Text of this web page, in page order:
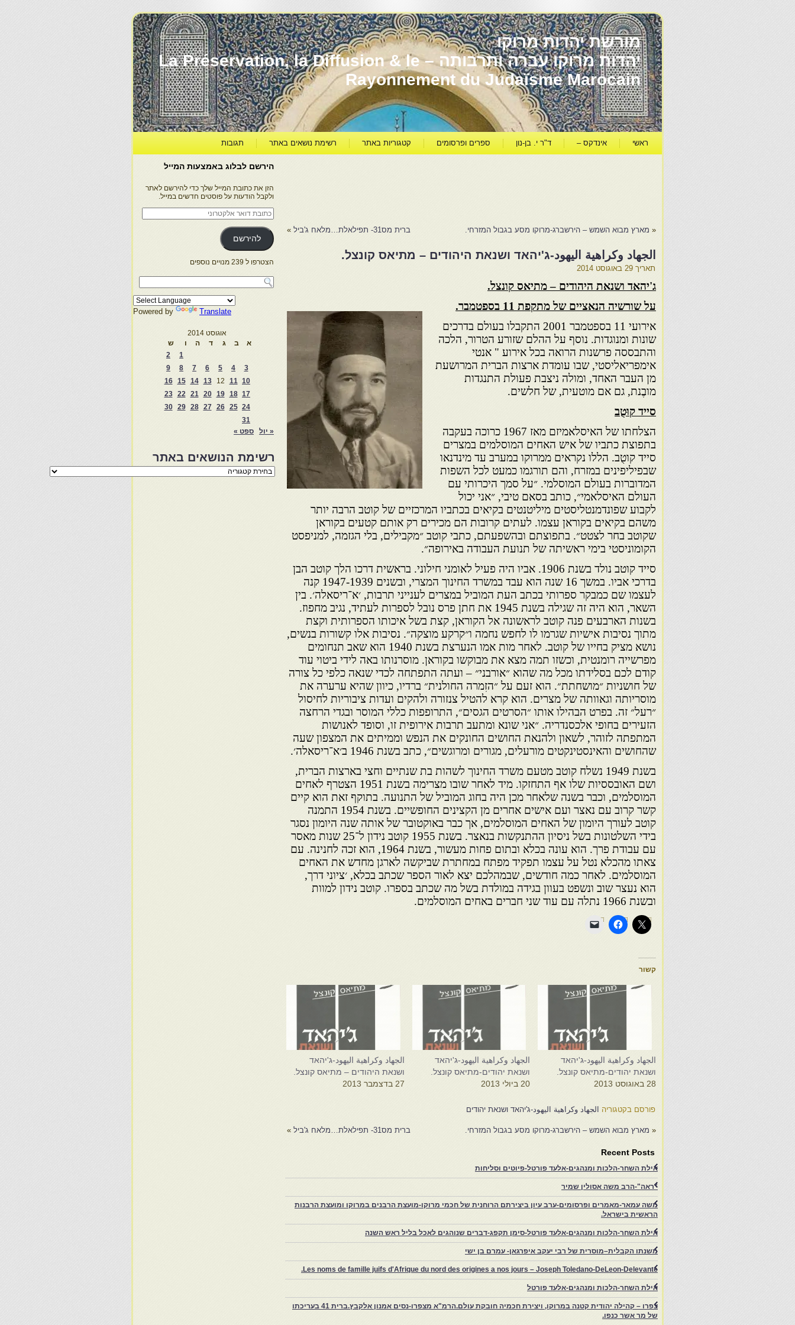
מורשת יהדות מרוקו
יהדות מרוקו עברה ותרבותה – La Préservation, la Diffusion & le
Rayonnement du Judaïsme Marocain
ראשי אינדקס – ד"ר י. בן-נון ספרים ופרסומים קטגוריות באתר רשימת נושאים באתר תגובות
« מארץ מבוא השמש – הירשברג-מרוקו מסע בגבול המזרחי. ברית מס31- תפילאלת…מלאח ג'ביל »
الجهاد وكراهية اليهود-ג'יהאד ושנאת היהודים – מתיאס קונצל.
תאריך 29 באוגוסט 2014
ג'יהאד ושנאת היהודים – מתיאס קונצל.
על שורשיה הנאציים של מתקפת 11 בספטמבר.
אירועי 11 בספטמבר 2001 התקבלו בעולם בדרכים
שונות ומנוגדות. נוסף על ההלם שזורע הטרור, הלכה
והתבססה פרשנות הרואה בכל אירוע " אנטי
אימפריאליסטי, שבו עומדת ארצות הברית המרושעת
מן העבר האחד, ומולה ניצבת פעולת התנגדות
מובֶנת, גם אם מוטעית, של חלשים.
סייד קוּטֻב
הצלחתו של האיסלאמיזם מאז 1967 כרוכה בעקבה
בתפוצת כתביו של איש האחים המוסלמים במצרים
סייד קוטֻב. הללו נקראים ממרוקו במערב עד מינדנאו
שבפיליפינים במזרח, והם תורגמו כמעט לכל השפות
המדוברות בעולם המוסלמי. ״על סמך היכרותי עם
העולם האיסלאמי״, כותב בסאם טיבי, ״אני יכול
לקבוע שפונדמנטליסטים מיליטנטים בקיאים בכתביו המרכזיים של קוטב הרבה יותר
משהם בקיאים בקוראן עצמו. לעתים קרובות הם מכירים רק אותם קטעים בקוראן
שקוטב בחר לצטט״. בתפוצתם ובהשפעתם, כתבי קוטב ״מקבילים, בלי הגזמה, למניפסט
הקומוניסטי בימי ראשיתה של תנועת העבודה באירופה״.
סייד קוטב נולד בשנת 1906. אביו היה פעיל לאומני חילוני. בראשית דרכו הלך קוטב הבן
בדרכי אביו. במשך 16 שנה הוא עבד במשרד החינוך המצרי, ובשנים 1947-1939 קנה
לעצמו שם כמבקר ספרותי בכתב העת המוביל במצרים לענייני תרבות, ׳א־ריסאלה׳. בין
השאר, הוא היה זה שגילה בשנת 1945 את חתן פרס נובל לספרות לעתיד, נגיב מחפוז.
בשנות הארבעים פנה קוטב לראשונה אל הקוראן, קצת בשל איכותו הספרותית וקצת
מתוך נסיבות אישיות שגרמו לו לחפש נחמה ו״קרקע מוצקה״. נסיבות אלו קשורות בנשים,
נושא מציק בחייו של קוטב. לאחר מות אמו הנערצת בשנת 1940 הוא שאב תנחומים
מפרשייה רומנטית, וכשזו תמה מצא את מבוקשו בקוראן. מוסרנותו באה לידי ביטוי עוד
קודם לכם בסלידתו מכל מה שהוא ״אורבני״ – ועתה התפתחה לכדי שנאה כלפי כל צורה
של חושניות ״מושחתת״. הוא זעם על ״הזִמרה החולנית״ ברדיו, כיוון שהיא ערערה את
מוסריותה וגאוותה של מצרים. הוא קרא להטיל צנזורה ולהקים ועדות ציבוריות לחיסול
״רעל״ זה. בפרט הבהילו אותו ״הסרטים הגסים״, התרופפות כללי המוסר ובגדי הרחצה
הזעירים בחופי אלכסנדריה. ״אני שונא ומתעב תרבות אירופית זו, וסופד לאנושות
המתפתה לזוהר, לשאון ולהנאת החושים החונקים את הנפש וממיתים את המצפון שעה
שהחושים והאינסטינקטים מורעלים, מגורים ומרוגשים״, כתב בשנת 1946 ב׳א־ריסאלה׳.
בשנת 1949 נשלח קוטב מטעם משרד החינוך לשהות בת שנתיים וחצי בארצות הברית,
ושם האובססיות שלו אף התחזקו. מיד לאחר שובו מצרימה בשנת 1951 הצטרף לאחים
המוסלמים, וכבר בשנה שלאחר מכן היה בחוג המוביל של התנועה. בתוקף זאת הוא קיים
קשר קרוב עם נאצר ועם אישים אחרים מן הקצינים החופשיים. בשנת 1954 התמנה
קוטב לעורך היומון של האחים המוסלמים, אך כבר באוקטובר של אותה שנה היומון נסגר
בידי השלטונות בשל ניסיון ההתנקשות בנאצר. בשנת 1955 קוטב נידון ל־25 שנות מאסר
עם עבודת פרך. הוא עונה בכלא ובתום פחות מעשור, בשנת 1964, הוא זכה לחנינה. עם
צאתו מהכלא נטל על עצמו תפקיד מפתח במחתרת שביקשה לארגן מחדש את האחים
המוסלמים. לאחר כמה חודשים, שבמהלכם יצא לאור הספר שכתב בכלא, ׳ציוני דרך,
הוא נעצר שוב ונשפט בעוון בגידה במולדת בשל מה שכתב בספרו. קוטב נידון למוות
ובשנת 1966 נתלה עם עוד שני חברים באחים המוסלמים.
קשור
الجهاد وكراهية اليهود-ג'יהאד
ושנאת יהודים-מתיאס קונצל.
28 באוגוסט 2013
الجهاد وكراهية اليهود-ג'יהאד
ושנאת יהודים-מתיאס קונצל.
20 ביולי 2013
الجهاد وكراهية اليهود-ג'יהאד
ושנאת היהודים – מתיאס קונצל.
27 בדצמבר 2013
פורסם בקטגוריה الجهاد وكراهية اليهود-ג'יהאד ושנאת יהודים
« מארץ מבוא השמש – הירשברג-מרוקו מסע בגבול המזרחי. ברית מס31- תפילאלת…מלאח ג'ביל »
Recent Posts
אילת השחר-הלכות ומנהגים-אלעד פורטל-פיוטים וסליחות
"ראה"-הרב משה אסולין שמיר
משה עמאר-מאמרים ופרסומים-ערב עיון ביצירתם הרוחנית של חכמי מרוקו-מועצת הרבנים במרוקו ומועצת הרבנות
הראשית בישראל.
אילת השחר-הלכות ומנהגים-אלעד פורטל-סימן תקפג-דברים שנוהגים לאכל בליל ראש השנה
משנתו הקבלית–מוסרית של רבי יעקב איפרגאן- עמרם בן ישי
Les noms de famille juifs d'Afrique du nord des origines a nos jours – Joseph Toledano-DeLeon-Delevante.
אילת השחר-הלכות ומנהגים-אלעד פורטל
צפרו – קהילה יהודית קטנה במרוקו, ויצירת חכמיה חובקת עולם.הרמ"א מצפרו-נסים אמנון אלקבץ.ברית 41 בעריכתו
של מר אשר כנפו.
הירשם לבלוג באמצעות המייל
הזן את כתובת המייל שלך כדי להירשם לאתר
ולקבל הודעות על פוסטים חדשים במייל.
כתובת
דואר
אלקטרוני
להירשם
הצטרפו ל 239 מנויים נוספים
Powered by Translate
אוגוסט 2014
א
ב ג ד ה ו
ש
1
2
3
4
5
6
7
8
9
10
11
12
13
14
15
16
17
18
19
20
21
22
23
24
25
26
27
28
29
30
31
« יול
ספט »
רשימת הנושאים באתר
רשימת
הנושאים